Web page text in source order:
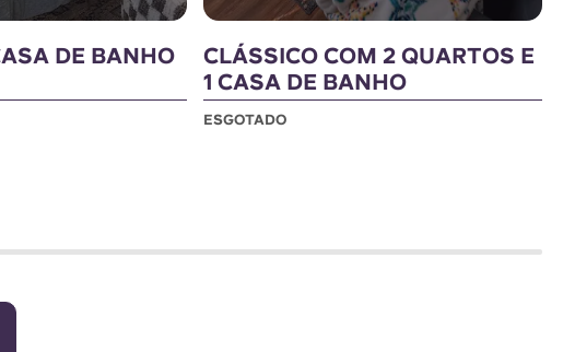
DE BANHO
CLÁSSICO COM 2 QUARTOS E
1 CASA DE BANHO
ESGOTADO